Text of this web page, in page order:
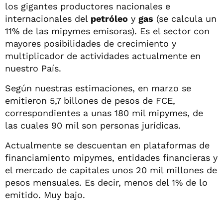
los gigantes productores nacionales e
internacionales del petróleo y gas (se calcula un
11% de las mipymes emisoras). Es el sector con
mayores posibilidades de crecimiento y
multiplicador de actividades actualmente en
nuestro País.
Según nuestras estimaciones, en marzo se
emitieron 5,7 billones de pesos de FCE,
correspondientes a unas 180 mil mipymes, de
las cuales 90 mil son personas jurídicas.
Actualmente se descuentan en plataformas de
financiamiento mipymes, entidades financieras y
el mercado de capitales unos 20 mil millones de
pesos mensuales. Es decir, menos del 1% de lo
emitido. Muy bajo.